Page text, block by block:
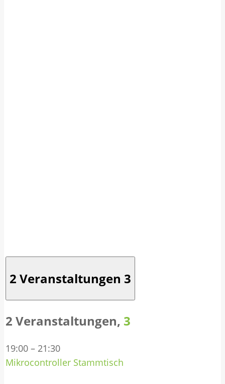
2 Veranstaltungen 3
2 Veranstaltungen, 3
19:00 – 21:30
Mikrocontroller Stammtisch